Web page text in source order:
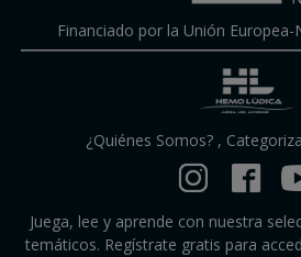
Financiado por la Unión Europea-
¿Quiénes Somos?,
Juega, lee y aprende con nuestra
temáticos. Regístrate gratis para